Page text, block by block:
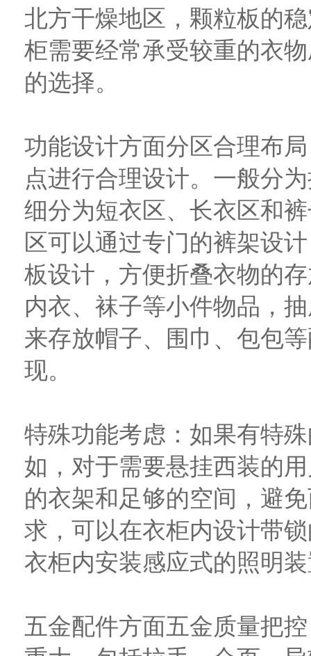
北方干燥地区，颗粒板的
柜需要经常承受较重的衣
的选择。
功能设计方面分区合理布
点进行合理设计。一般分
细分为短衣区、长衣区和
区可以通过专门的裤架设
板设计，方便折叠衣物的
内衣、袜子等小件物品，
来存放帽子、围巾、包包
现。
特殊功能考虑：如果有特
如，对于需要悬挂西装的
的衣架和足够的空间，避
求，可以在衣柜内设计带
衣柜内安装感应式的照明
五金配件方面五金质量把